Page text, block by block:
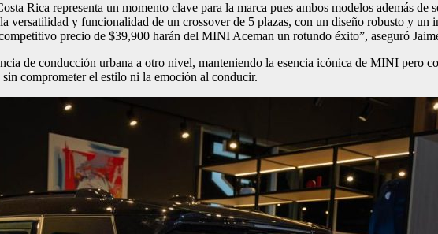
Rica representa un momento clave para la marca pues ambos modelos además
versatilidad y funcionalidad de un crossover de 5 plazas, con un diseño robusto y
precio de $39,900 harán del MINI Aceman un rotundo éxito”, aseguró
de conducción urbana a otro nivel, manteniendo la esencia icónica de MINI pero
sin comprometer el estilo ni la emoción al conducir.